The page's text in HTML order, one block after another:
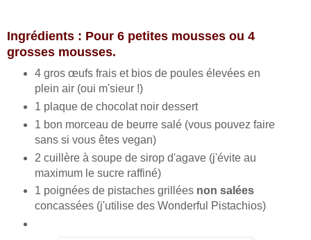
Ingrédients : Pour 6 petites mousses ou 4
grosses mousses.
4 gros œufs frais et bios de poules élevées en
plein air (oui m'sieur !)
1 plaque de chocolat noir dessert
1 bon morceau de beurre salé (vous pouvez faire
sans si vous êtes vegan)
2 cuillère à soupe de sirop d'agave (j'évite au
maximum le sucre raffiné)
1 poignées de pistaches grillées non salées
concassées (j'utilise des Wonderful Pistachios)